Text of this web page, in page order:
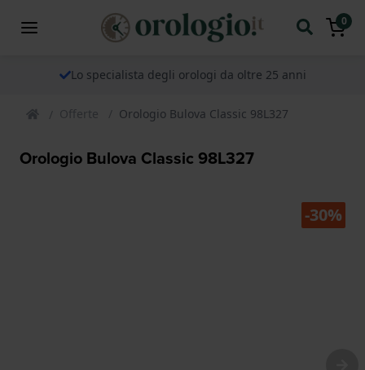
0
Lo specialista degli orologi da oltre 25 anni
Offerte Orologio Bulova Classic 98L327
Orologio Bulova Classic 98L327
-30%